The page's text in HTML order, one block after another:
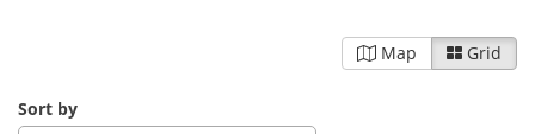
Map Grid
Sort by